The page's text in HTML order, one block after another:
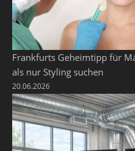
Frankfurts Geheimtipp für
als nur Styling suchen
20.06.2026